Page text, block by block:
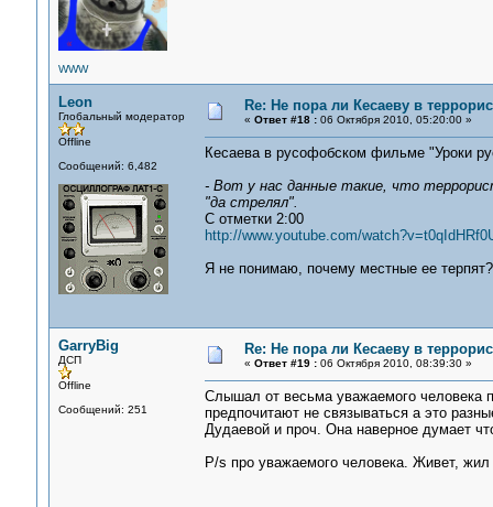
WWW
Leon
Глобальный модератор
Offline
Сообщений: 6,482
Re: Не пора ли Кесаеву в
« Ответ #18 :06 Октября 2010, 05:20:00 »
Кесаева в русофобском фильме "Уроки
- Вот у нас данные такие, что
"да стрелял".
С отметки 2:00
http://www.youtube.com/
Я не понимаю, почему местные ее терпят?
GarryBig
ДСП
Offline
Сообщений: 251
Re: Не пора ли Кесаеву в
« Ответ #19 :06 Октября 2010, 08:39:30 »
Слышал от весьма уважаемого человека
предпочитают не связываться а это
Дудаевой и проч. Она наверное думает
P/s про уважаемого человека. Живет,